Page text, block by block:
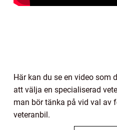
Här kan du se en video som
att välja en specialiserad
man bör tänka på vid val av
veteranbil.